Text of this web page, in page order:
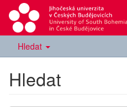
Hledat
Hledat